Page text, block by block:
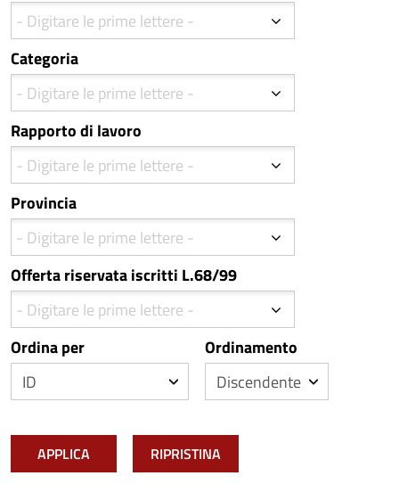
Categoria
Rapporto di lavoro
Provincia
Offerta riservata iscritti L.68/99
Ordina per Ordinamento
APPLICA RIPRISTINA